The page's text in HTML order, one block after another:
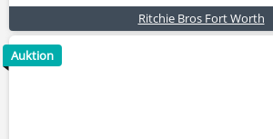
Ritchie Bros Fort Worth
Auktion